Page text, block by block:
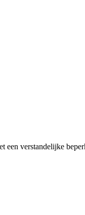
verstandelijke